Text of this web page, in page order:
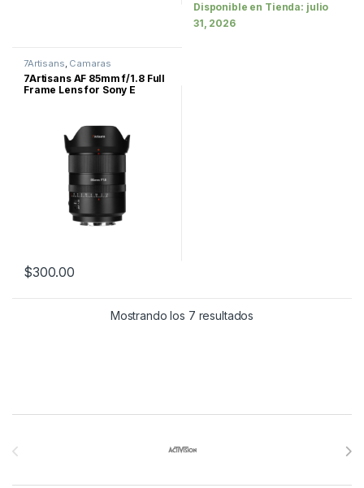
Disponible en Tienda: julio
31, 2026
7Artisans, Camaras
7Artisans AF 85mm f/1.8 Full
Frame Lens for Sony E
$300.00
Mostrando los 7 resultados